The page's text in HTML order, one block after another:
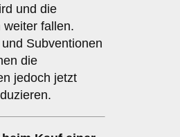
und die
weiter fallen.
Subventionen
die
jedoch jetzt